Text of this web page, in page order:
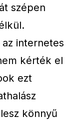
szépen
internetes
kérték el
ezt
könnyű